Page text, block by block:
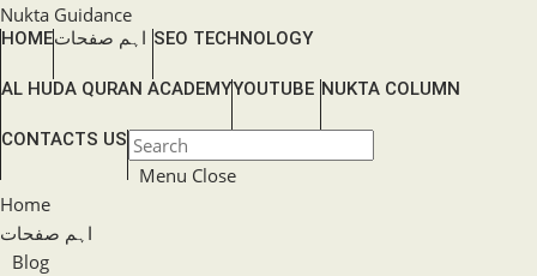
Skip
to
Nukta Guidance
HOMEاہم صفحات SEO TECHNOLOGY
AL HUDA QURAN ACADEMYYOUTUBE NUKTA COLUMN
CONTACTS USTOGGLE
WEBSITE
SEARCH
Menu Close
Home
اہم صفحات
Blog